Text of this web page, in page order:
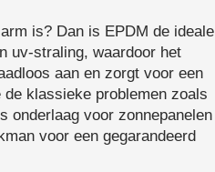
is? Dan is EPDM de ideale
uv-straling, waardoor het
aan en zorgt voor een
klassieke problemen zoals
onderlaag voor zonnepanelen
voor een gegarandeerd